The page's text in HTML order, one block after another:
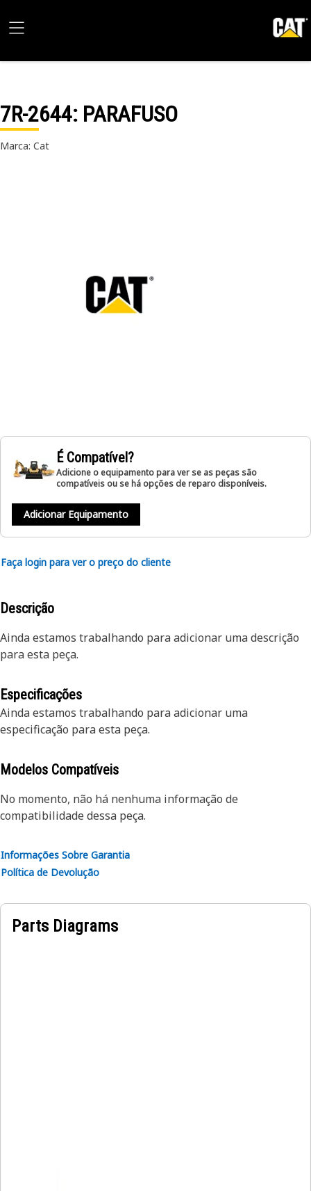
7R-2644: PARAFUSO
Marca: Cat
É Compatível?
Adicione o equipamento para ver se as peças são
compatíveis ou se há opções de reparo disponíveis.
Adicionar Equipamento
Faça login para ver o preço do cliente
Descrição
Ainda estamos trabalhando para adicionar uma descrição
para esta peça.
Especificações
Ainda estamos trabalhando para adicionar uma
especificação para esta peça.
Modelos Compatíveis
No momento, não há nenhuma informação de
compatibilidade dessa peça.
Informações Sobre Garantia
Política de Devolução
Parts Diagrams